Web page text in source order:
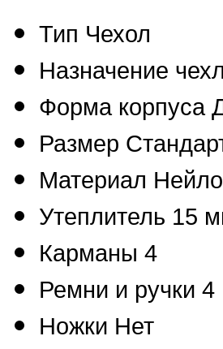
Тип Чехол
Назначение
Форма корпуса
Размер
Материал
Утеплитель 15
Карманы 4
Ремни и ручки 4
Ножки Нет